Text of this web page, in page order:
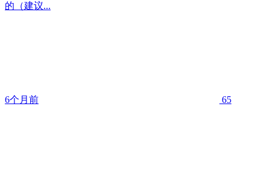
的（建议...
6个月前 65